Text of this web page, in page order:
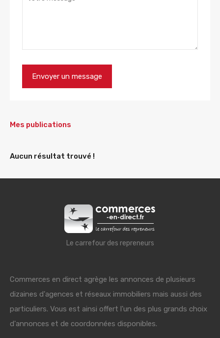
Mes publications
Aucun résultat trouvé !
Le carrefour des repreneurs
Commerces en direct agrège les annonces de plusieurs
dizaines d'agences et réseaux immobiliers mais aussi des
particuliers. Vous est ainsi offert l'un des plus grands choix
d'annonces et de coordonnées disponibles.